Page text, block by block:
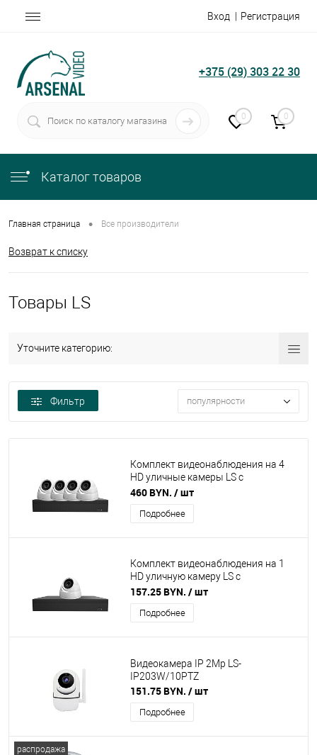
Вход Регистрация
+375 (29) 303 22 30
0 0
Каталог товаров
Главная страница • Все производители
Возврат к списку
Товары LS
Уточните категорию:
Фильтр популярности
Комплект видеонаблюдения на 4
HD уличные камеры LS с
разрешением 2 Мп
460 BYN. / шт
Подробнее
Комплект видеонаблюдения на 1
HD уличную камеру LS с
разрешением 2 Мп
157.25 BYN. / шт
Подробнее
Видеокамера IP 2Mp LS-
IP203W/10PTZ
151.75 BYN. / шт
Подробнее
распродажа